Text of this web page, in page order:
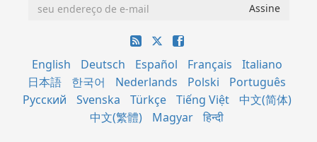
English Deutsch Español Français
Italiano
日本語
한국어 Nederlands Polski
Português
Русский
Svenska Türkçe Tiếng Việt
中文(简体)
中文(繁體)
Magyar हिन्दी